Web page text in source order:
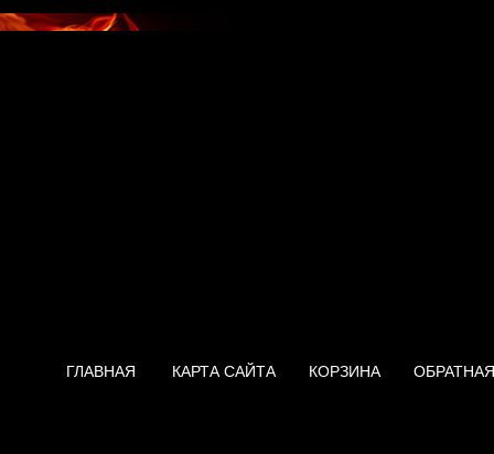
ГЛАВНАЯ КАРТА САЙТА КОРЗИНА